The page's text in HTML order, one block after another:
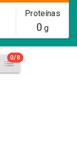
Proteínas
0 g
0/8